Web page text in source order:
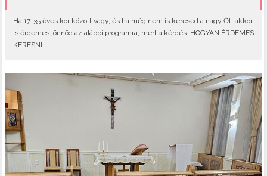
Ha 17-35 éves kor között vagy, és ha még nem is keresed a nagy Őt, akkor
is érdemes jönnöd az alábbi programra, mert a kérdés: HOGYAN ÉRDEMES
KERESNI.....